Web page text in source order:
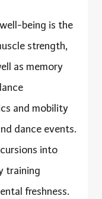
being is the
strength,
as memory
and mobility
dance events.
into
training
freshness.